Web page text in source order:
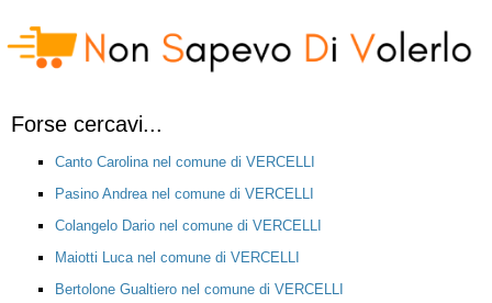
Forse cercavi...
Canto Carolina nel comune di VERCELLI
Pasino Andrea nel comune di VERCELLI
Colangelo Dario nel comune di VERCELLI
Maiotti Luca nel comune di VERCELLI
Bertolone Gualtiero nel comune di VERCELLI